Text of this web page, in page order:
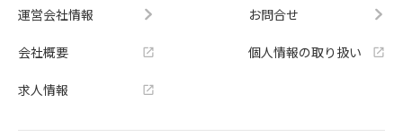
運営会社情報
会社概要
求人情報
お問合せ
個人情報の取り扱い